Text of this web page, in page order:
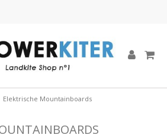
Elektrische Mountainboards